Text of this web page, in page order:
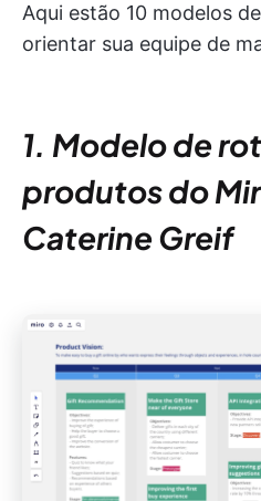
Aqui estão 10 modelos
orientar sua equipe de
1. Modelo de
produtos do
Caterine Greif